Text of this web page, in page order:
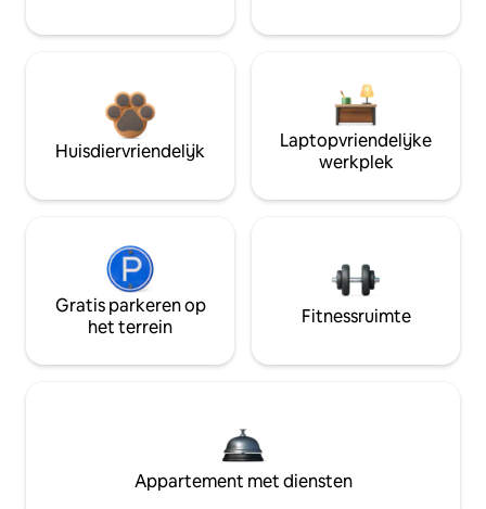
Huisdiervriendelijk
Laptopvriendelijke
werkplek
Gratis parkeren op
het terrein
Fitnessruimte
Appartement met diensten